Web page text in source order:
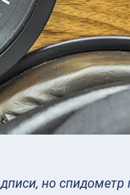
но спидометр